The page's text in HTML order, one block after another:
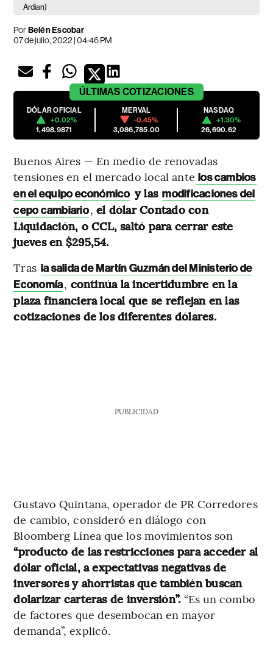
Ardian)
PorBelén Escobar
07 de julio, 2022 | 04:46 PM
ÚLTIMAS COTIZACIONES
DÓLAR OFICIAL
+0.02%
1,498.9871
MERVAL
-0.45%
3,086,785.00
NASDAQ
+1.30%
26,690.62
Buenos Aires — En medio de renovadas
tensiones en el mercado local ante los cambios
en el equipo económico y las modificaciones del
cepo cambiario, el dólar Contado con
Liquidación, o CCL, saltó para cerrar este
jueves en $295,54.
Tras la salida de Martín Guzmán del Ministerio de
Economía, continúa la incertidumbre en la
plaza financiera local que se reflejan en las
cotizaciones de los diferentes dólares.
PUBLICIDAD
Gustavo Quintana, operador de PR Corredores
de cambio, consideró en diálogo con
Bloomberg Línea que los movimientos son
“producto de las restricciones para acceder al
dólar oficial, a expectativas negativas de
inversores y ahorristas que también buscan
dolarizar carteras de inversión”. “Es un combo
de factores que desembocan en mayor
demanda”, explicó.